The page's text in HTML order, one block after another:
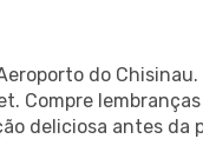
do
Compre
deliciosa antes da